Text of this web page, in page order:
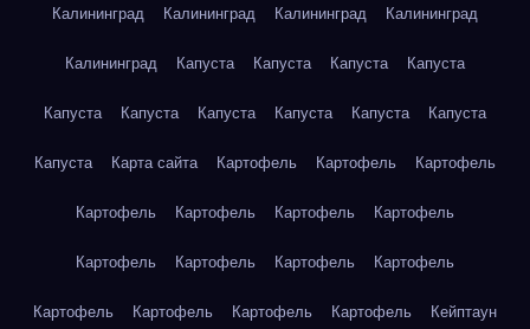
Калининград Калининград Калининград Калининград
Калининград Капуста Капуста Капуста Капуста
Капуста Капуста Капуста Капуста Капуста Капуста
Капуста Карта сайта Картофель Картофель Картофель
Картофель Картофель Картофель Картофель
Картофель Картофель Картофель Картофель
Картофель Картофель Картофель Картофель Кейптаун